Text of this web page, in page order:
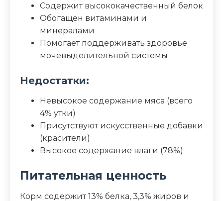
Содержит высококачественный белок
Обогащен витаминами и
минералами
Помогает поддерживать здоровье
мочевыделительной системы
Недостатки:
Невысокое содержание мяса (всего
4% утки)
Присутствуют искусственные добавки
(красители)
Высокое содержание влаги (78%)
Питательная ценность
Корм содержит 13% белка, 3,3% жиров и